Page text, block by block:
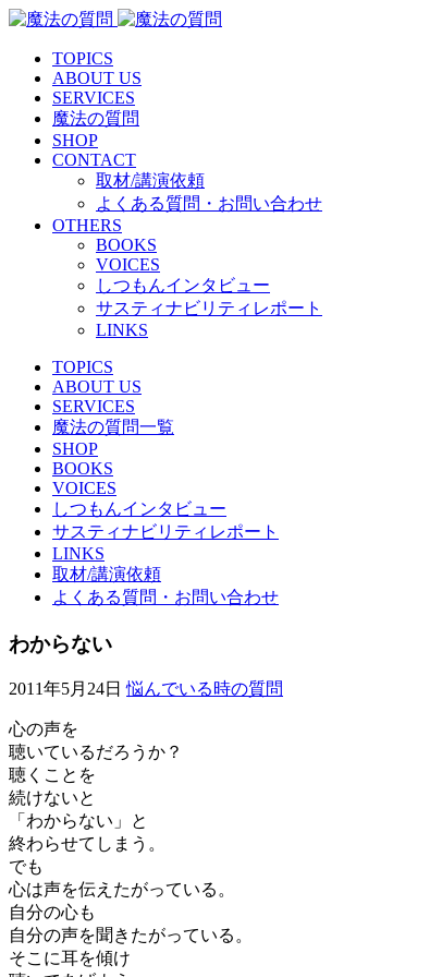
TOPICS
ABOUT US
SERVICES
魔法の質問
SHOP
CONTACT
取材/講演依頼
よくある質問・お問い合わせ
OTHERS
BOOKS
VOICES
しつもんインタビュー
サスティナビリティレポート
LINKS
TOPICS
ABOUT US
SERVICES
魔法の質問一覧
SHOP
BOOKS
VOICES
しつもんインタビュー
サスティナビリティレポート
LINKS
取材/講演依頼
よくある質問・お問い合わせ
わからない
2011年5月24日 悩んでいる時の質問
心の声を
聴いているだろうか？
聴くことを
続けないと
「わからない」と
終わらせてしまう。
でも
心は声を伝えたがっている。
自分の心も
自分の声を聞きたがっている。
そこに耳を傾け